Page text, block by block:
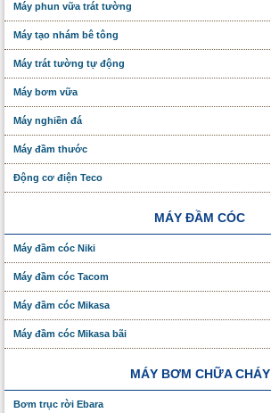
Máy phun vữa trát tường
Máy tạo nhám bê tông
Máy trát tường tự động
Máy bơm vữa
Máy nghiền đá
Máy đầm thước
Động cơ điện Teco
MÁY ĐẦM CÓC
Máy đầm cóc Niki
Máy đầm cóc Tacom
Máy đầm cóc Mikasa
Máy đầm cóc Mikasa bãi
MÁY BƠM CHỮA CHÁY
Bơm trục rời Ebara